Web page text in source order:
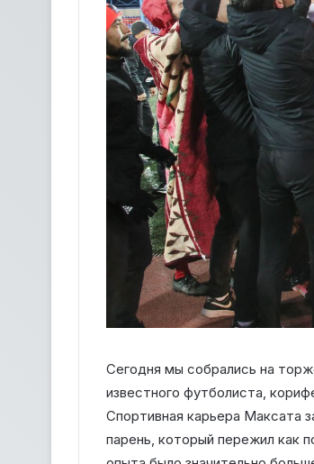
Сегодня мы собрались на
известного футболиста,
Спортивная карьера Максата
парень, который пережил как